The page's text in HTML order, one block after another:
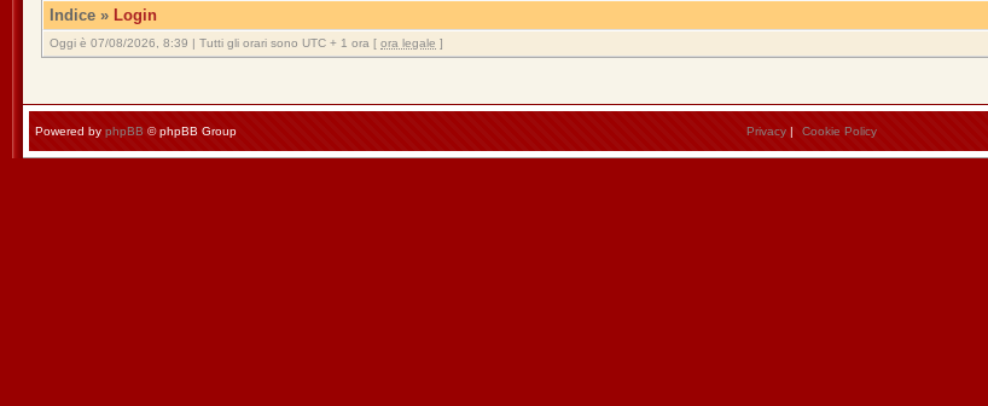
Indice » Login
Oggi è 07/08/2026, 8:39 | Tutti gli orari sono UTC + 1 ora [ ora legale ]
Powered by phpBB © phpBB Group Privacy | Cookie Policy